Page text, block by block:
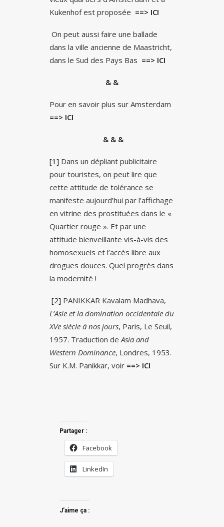
Kukenhof est proposée ==> ICI
On peut aussi faire une ballade
dans la ville ancienne de Maastricht,
dans le Sud des Pays Bas ==> ICI
& &
Pour en savoir plus sur Amsterdam
==> ICI
& & &
[1] Dans un dépliant publicitaire
pour touristes, on peut lire que
cette attitude de tolérance se
manifeste aujourd’hui par l’affichage
en vitrine des prostituées dans le «
Quartier rouge ». Et par une
attitude bienveillante vis-à-vis des
homosexuels et l’accès libre aux
drogues douces. Quel progrès dans
la modernité !
[2] PANIKKAR Kavalam Madhava,
L’Asie et la domination occidentale du
XVe siècle à nos jours, Paris, Le Seuil,
1957. Traduction de Asia and
Western Dominance, Londres, 1953.
Sur K.M. Panikkar, voir ==> ICI
Partager :
Facebook
LinkedIn
J’aime ça :